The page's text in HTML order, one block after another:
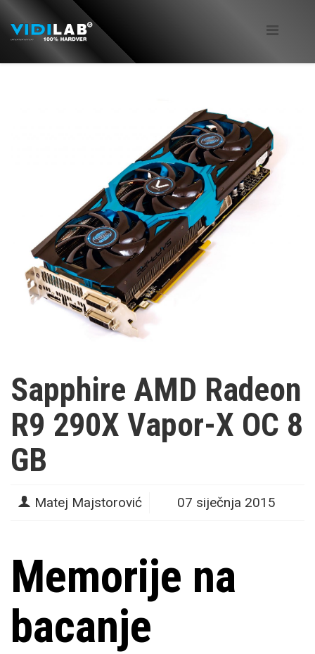
Sapphire AMD Radeon
R9 290X Vapor-X OC 8
GB
Matej Majstorović 07 siječnja 2015
Memorije na
bacanje